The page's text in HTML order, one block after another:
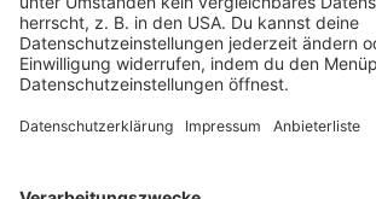
Webradio & Stream
Titelsuche
Rocknews
Sound of Saarland
Live & Laut